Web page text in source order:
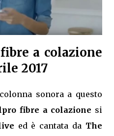
a colazione
2017
sonora a questo
fibre a colazione si
ed è cantata da The